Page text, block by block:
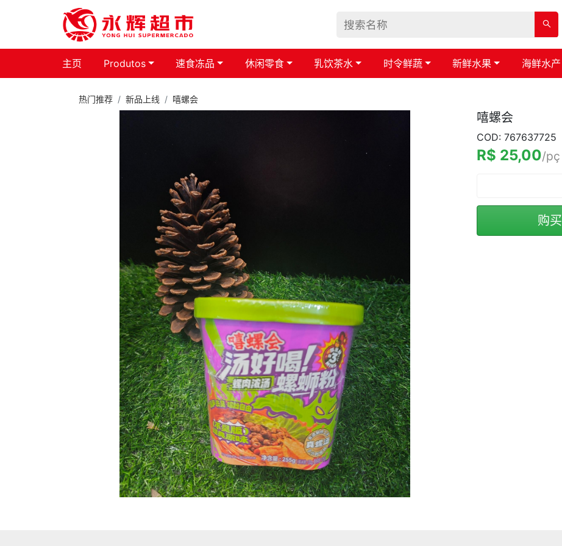
主页 Produtos 速食冻品 休闲零食 乳饮茶水 时令鲜蔬 新鲜水果 海鲜水产
热门推荐 新品上线 嘻螺会
嘻螺会
COD: 767637725
R$ 25,00/pç
购买